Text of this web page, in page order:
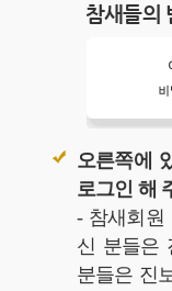
참새들의
오른쪽에
로그인 해
- 참새회원
신 분들은
분들은 진